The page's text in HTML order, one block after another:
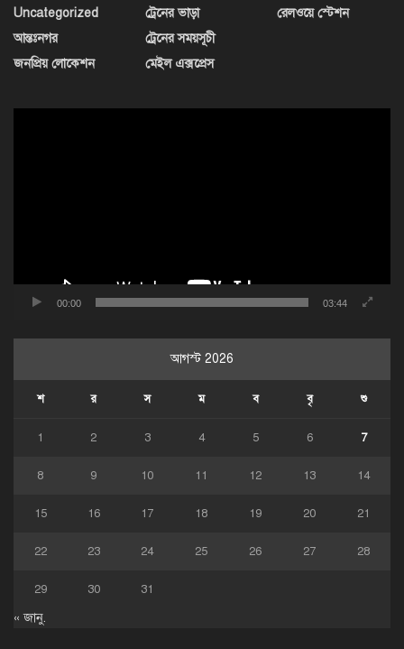
Uncategorized
আন্তঃনগর
জনপ্রিয় লোকেশন
ট্রেনের ভাড়া
ট্রেনের সময়সূচী
মেইল এক্সপ্রেস
রেলওয়ে স্টেশন
00:00 03:44
আগস্ট 2026
শ র স ম ব বৃ শু
1 2 3 4 5 6 7
8 9 10 11 12 13 14
15 16 17 18 19 20 21
22 23 24 25 26 27 28
29 30 31
« জানু.